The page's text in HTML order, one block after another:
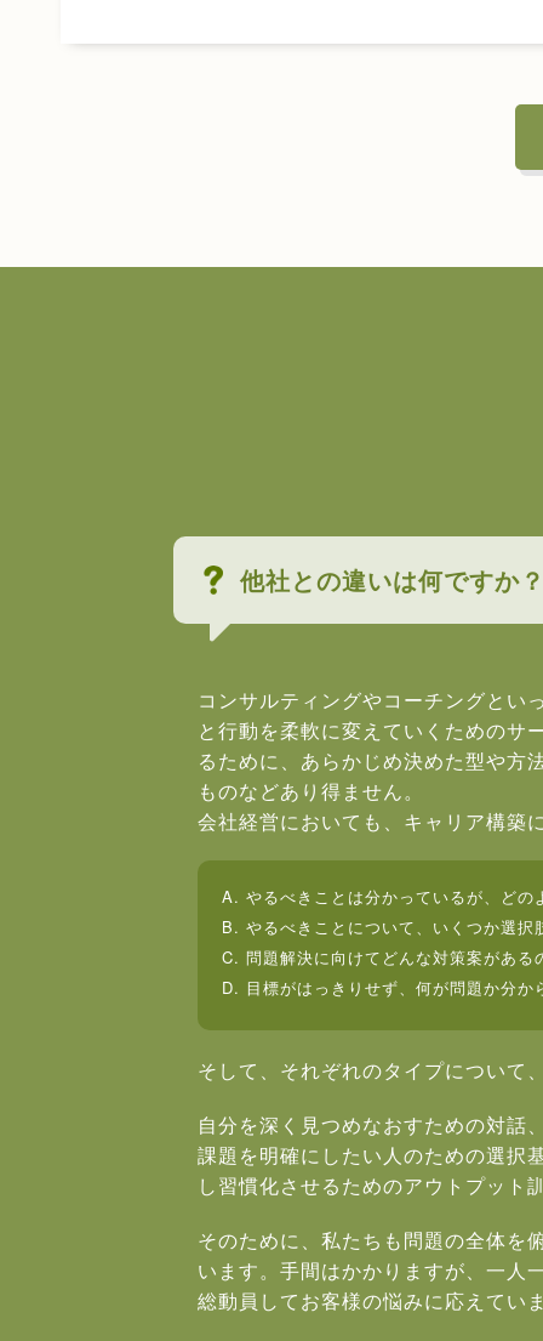
他社との違いは何ですか
コンサルティングやコーチングとい
と行動を柔軟に変えていくためのサ
るために、あらかじめ決めた型や方
ものなどあり得ません。
会社経営においても、キャリア構築
A. やるべきことは分かっているが、どの
B. やるべきことについて、いくつか選択
C. 問題解決に向けてどんな対策案がある
D. 目標がはっきりせず、何が問題か分か
そして、それぞれのタイプについて
自分を深く見つめなおすための対話
課題を明確にしたい人のための選択
し習慣化させるためのアウトプット
そのために、私たちも問題の全体を
います。手間はかかりますが、一人
総動員してお客様の悩みに応えてい